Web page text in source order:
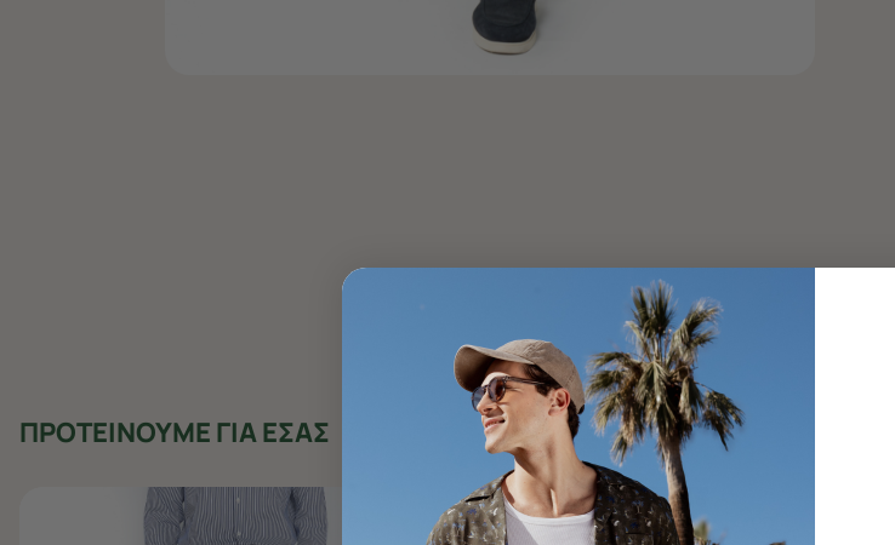
ΠΡΟΤΕΙΝΟΥΜΕ ΓΙΑ ΕΣΑΣ